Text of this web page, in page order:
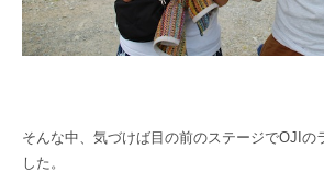
そんな中、気づけば目の前のステージでOJIの
した。